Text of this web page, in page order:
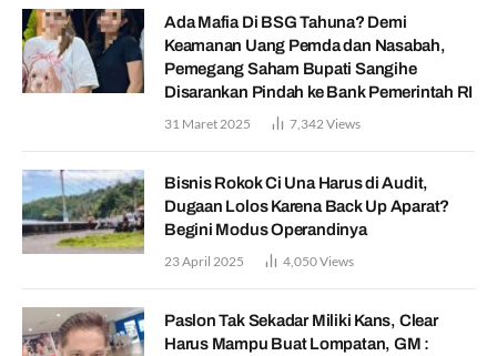
Ada Mafia Di BSG Tahuna? Demi
Keamanan Uang Pemda dan Nasabah,
Pemegang Saham Bupati Sangihe
Disarankan Pindah ke Bank Pemerintah RI
31 Maret 2025 7,342 Views
Bisnis Rokok Ci Una Harus di Audit,
Dugaan Lolos Karena Back Up Aparat?
Begini Modus Operandinya
23 April 2025 4,050Views
Paslon Tak Sekadar Miliki Kans, Clear
Harus Mampu Buat Lompatan, GM :